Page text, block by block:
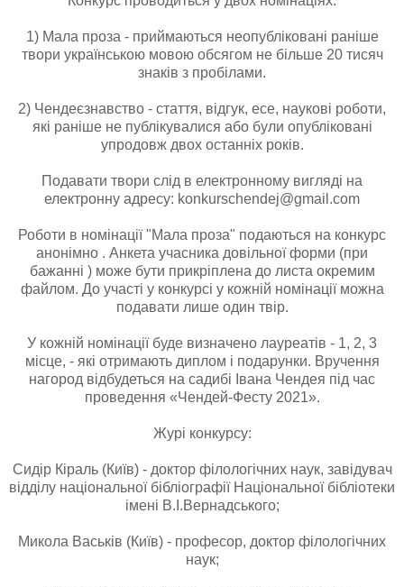
1) Мала проза - приймаються неопубліковані раніше
твори українською мовою обсягом не більше 20 тисяч
знаків з пробілами.
2) Чендеєзнавство - стаття, відгук, есе, наукові роботи,
які раніше не публікувалися або були опубліковані
упродовж двох останніх років.
Подавати твори слід в електронному вигляді на
електронну адресу: konkurschendej@gmail.com
Роботи в номінації "Мала проза" подаються на конкурс
анонімно . Анкета учасника довільної форми (при
бажанні ) може бути прикріплена до листа окремим
файлом. До участі у конкурсі у кожній номінації можна
подавати лише один твір.
У кожній номінації буде визначено лауреатів - 1, 2, 3
місце, - які отримають диплом і подарунки. Вручення
нагород відбудеться на садибі Івана Чендея під час
проведення «Чендей-Фесту 2021».
Журі конкурсу:
Сидір Кіраль (Київ) - доктор філологічних наук, завідувач
відділу національної бібліографії Національної бібліотеки
імені В.І.Вернадського;
Микола Васьків (Київ) - професор, доктор філологічних
наук;